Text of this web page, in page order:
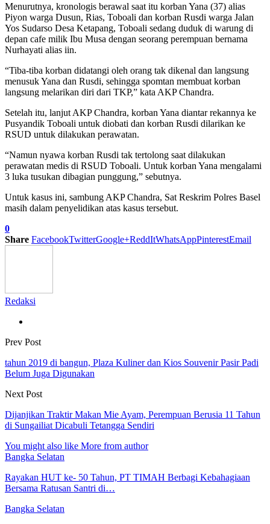
Menurutnya, kronologis berawal saat itu korban Yana (37) alias
Piyon warga Dusun, Rias, Toboali dan korban Rusdi warga Jalan
Yos Sudarso Desa Ketapang, Toboali sedang duduk di warung di
depan cafe milik Ibu Musa dengan seorang perempuan bernama
Nurhayati alias iin.
“Tiba-tiba korban didatangi oleh orang tak dikenal dan langsung
menusuk Yana dan Rusdi, sehingga spomtan membuat korban
langsung melarikan diri dari TKP,” kata AKP Chandra.
Setelah itu, lanjut AKP Chandra, korban Yana diantar rekannya ke
Pusyandik Toboali untuk diobati dan korban Rusdi dilarikan ke
RSUD untuk dilakukan perawatan.
“Namun nyawa korban Rusdi tak tertolong saat dilakukan
perawatan medis di RSUD Toboali. Untuk korban Yana mengalami
3 luka tusukan dibagian punggung,” sebutnya.
Untuk kasus ini, sambung AKP Chandra, Sat Reskrim Polres Basel
masih dalam penyelidikan atas kasus tersebut.
0
Share FacebookTwitterGoogle+ReddItWhatsAppPinterestEmail
Redaksi
Prev Post
tahun 2019 di bangun, Plaza Kuliner dan Kios Souvenir Pasir Padi
Belum Juga Digunakan
Next Post
Dijanjikan Traktir Makan Mie Ayam, Perempuan Berusia 11 Tahun
di Sungailiat Dicabuli Tetangga Sendiri
You might also like More from author
Bangka Selatan
Rayakan HUT ke- 50 Tahun, PT TIMAH Berbagi Kebahagiaan
Bersama Ratusan Santri di…
Bangka Selatan